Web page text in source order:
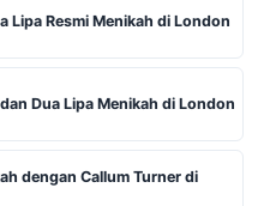
Lipa Resmi Menikah di London
Dua Lipa Menikah di London
dengan Callum Turner di